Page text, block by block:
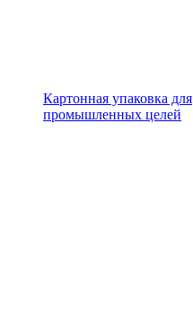
Картонная упаковка для
промышленных целей